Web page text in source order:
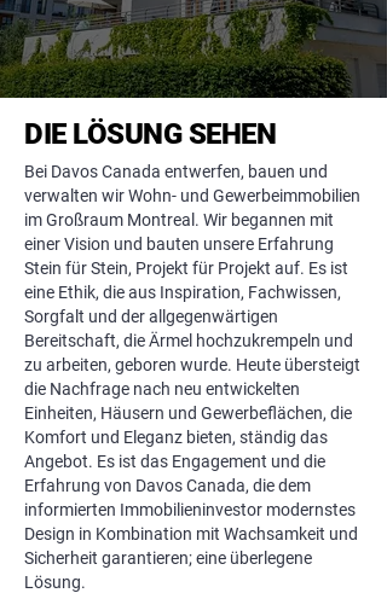
DIE LÖSUNG SEHEN
Bei Davos Canada entwerfen, bauen und
verwalten wir Wohn- und Gewerbeimmobilien
im Großraum Montreal. Wir begannen mit
einer Vision und bauten unsere Erfahrung
Stein für Stein, Projekt für Projekt auf. Es ist
eine Ethik, die aus Inspiration, Fachwissen,
Sorgfalt und der allgegenwärtigen
Bereitschaft, die Ärmel hochzukrempeln und
zu arbeiten, geboren wurde. Heute übersteigt
die Nachfrage nach neu entwickelten
Einheiten, Häusern und Gewerbeflächen, die
Komfort und Eleganz bieten, ständig das
Angebot. Es ist das Engagement und die
Erfahrung von Davos Canada, die dem
informierten Immobilieninvestor modernstes
Design in Kombination mit Wachsamkeit und
Sicherheit garantieren; eine überlegene
Lösung.